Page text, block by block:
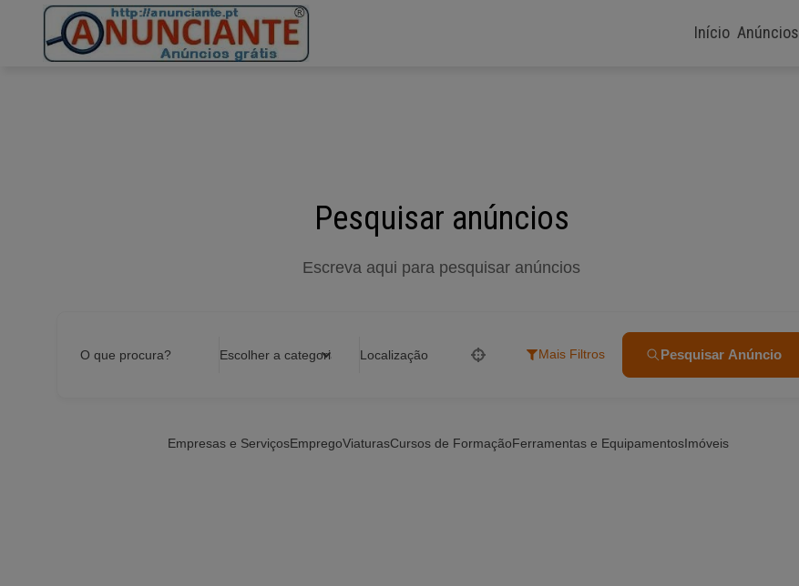
Início Anúncios
Pesquisar anúncios
Escreva aqui para pesquisar anúncios
O que procura? Escolher a categoria Localização Mais Filtros Pesquisar Anúncio
Empresas e ServiçosEmpregoViaturasCursos de FormaçãoFerramentas e EquipamentosImóveis